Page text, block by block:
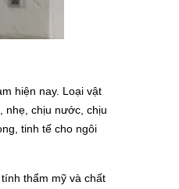
hiện nay. Loại vật
nhẹ, chịu nước, chịu
tinh tế cho ngôi
thẩm mỹ và chất